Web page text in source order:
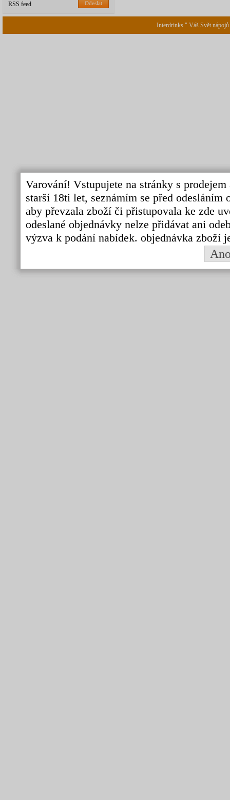
Odeslat
RSS feed
Interdrinks " Váš Svět
Varování! Vstupujete na stránky s
starší 18ti let, seznámím se před
aby převzala zboží či přistupovala ke zde
odeslané objednávky nelze přidávat ani
výzva k podání nabídek. objednávka zboží